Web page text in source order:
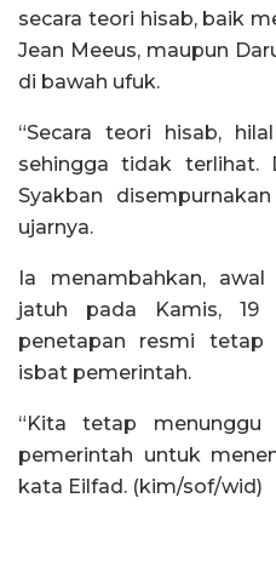
secara teori hisab, baik
Jean Meeus, maupun
di bawah ufuk.
“Secara teori hisab,
sehingga tidak terlihat.
Syakban
ujarnya.
Ia menambahkan, awal
jatuh pada Kamis, 19
penetapan resmi tetap
isbat pemerintah.
“Kita tetap
pemerintah untuk
kata Eilfad. (kim/sof/wid)